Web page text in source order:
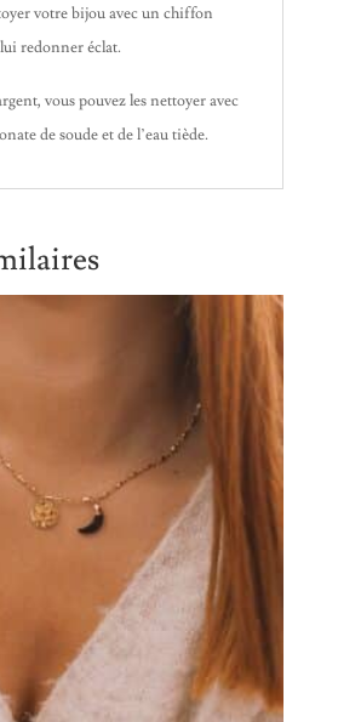
votre bijou avec un chiffon
redonner éclat.
vous pouvez les nettoyer avec
de soude et de l’eau tiède.